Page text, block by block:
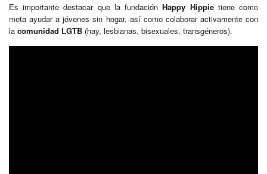
Es importante destacar que la fundaciónHappy Hippietiene como
meta ayudar a jóvenes sin hogar, así como colaborar activamente con
la comunidad LGTB (hay, lesbianas, bisexuales, transgéneros).